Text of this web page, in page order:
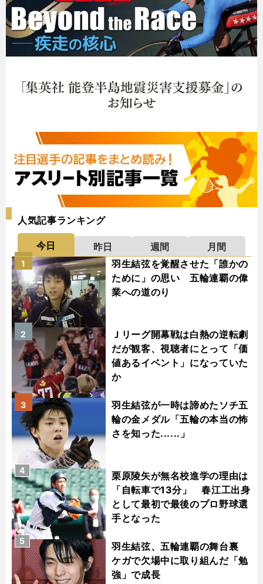
人気記事ランキング
今日 昨日 週間
月間
羽生結弦を覚醒させた「誰かの
ために」の思い 五輪連覇の偉
業への道のり
1
Ｊリーグ開幕戦は白熱の逆転劇
だが観客、視聴者にとって「価
値あるイベント」になっていた
か
2
羽生結弦が一時は諦めたソチ五
輪の金メダル「五輪の本当の怖
さを知った......」
3
栗原陵矢が無名校進学の理由は
「自転車で13分」 春江工出身
として最初で最後のプロ野球選
手となった
4
羽生結弦、五輪連覇の舞台裏
ケガで欠場中に取り組んだ「勉
強」で成長
5